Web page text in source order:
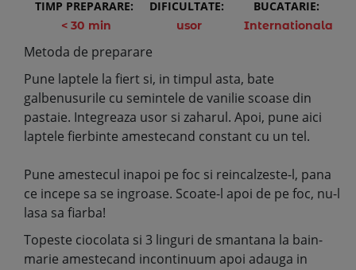
TIMP PREPARARE:
< 30 min
DIFICULTATE:
usor
BUCATARIE:
Internationala
Metoda de preparare
Pune laptele la fiert si, in timpul asta, bate
galbenusurile cu semintele de vanilie scoase din
pastaie. Integreaza usor si zaharul. Apoi, pune aici
laptele fierbinte amestecand constant cu un tel.
Pune amestecul inapoi pe foc si reincalzeste-l, pana
ce incepe sa se ingroase. Scoate-l apoi de pe foc, nu-l
lasa sa fiarba!
Topeste ciocolata si 3 linguri de smantana la bain-
marie amestecand incontinuum apoi adauga in